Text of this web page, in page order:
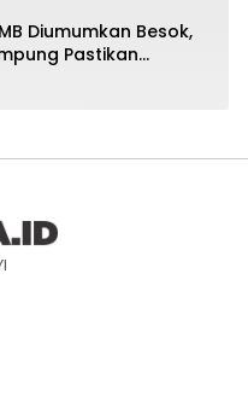
Diumumkan Besok,
Pastikan